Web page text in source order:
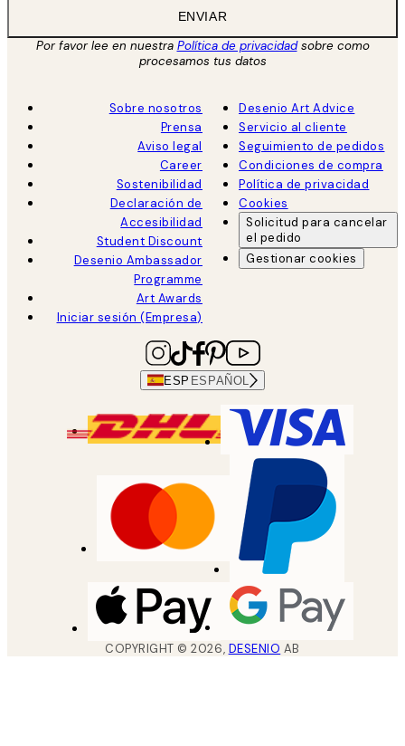
ENVIAR
Por favor lee en nuestra Política de privacidadsobre como
procesamos tus datos
Sobre nosotros
Prensa
Aviso legal
Career
Sostenibilidad
Declaración de
Accesibilidad
Student Discount
Desenio Ambassador
Programme
Art Awards
Iniciar sesión (Empresa)
Desenio Art Advice
Servicio al cliente
Seguimiento de pedidos
Condiciones de compra
Política de privacidad
Cookies
Solicitud para cancelar
el pedido
Gestionar cookies
ESP ESPAÑOL
COPYRIGHT ©2026, DESENIO AB